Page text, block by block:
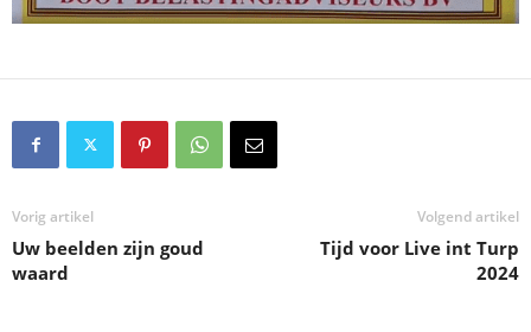
Vorig artikel
Uw beelden zijn goud
waard
Volgend artikel
Tijd voor Live int Turp
2024